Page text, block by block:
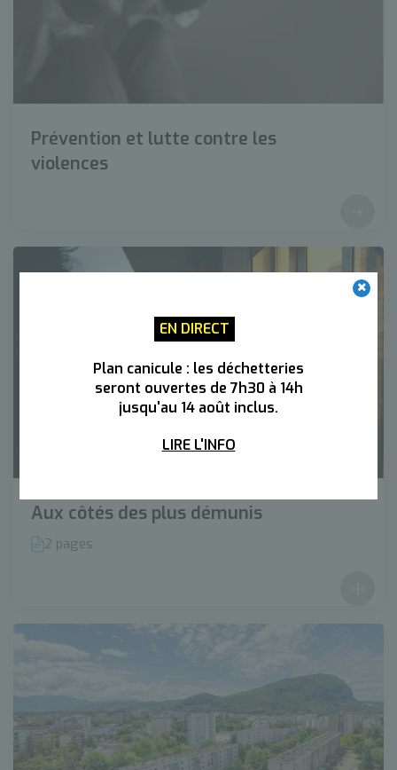
EN DIRECT
Plan canicule : les déchetteries
seront ouvertes de 7h30 à 14h
jusqu'au 14 août inclus.
LIRE L'INFO
Prévention et lutte contre les
violences
Aux côtés des plus démunis
2 pages